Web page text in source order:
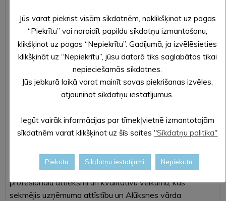
darba organizatoram – par iniciatīvu un nozīmīgu
ieguldījumu sporta nozares attīstībā, valsts un
starptautiska mēroga sporta notikumu organizēšanā
Alūksnes novadā
Biedrībai “Ūdens motosporta klubs “NordOst” – par
augstiem sasniegumiem sportā, ūdens motosporta
popularizēšanu un sporta veida pārmantojamības
Saimnieciskās darbības veicējam Artūram Molleram – par
profesionālu attieksmi un kvalitatīvu veikumu, kas
sekmējis uzņēmuma attīstību un Alūksnes vārda
Jūs varat piekrist visām sīkdatnēm, noklikšķinot uz pogas
“Piekrītu” vai noraidīt papildu sīkdatņu izmantošanu,
klikšķinot uz pogas “Nepiekrītu”. Gadījumā, ja izvēlēsieties
klikšķināt uz “Nepiekrītu”, jūsu datorā tiks saglabātas tikai
nepieciešamās sīkdatnes.
Jūs jebkurā laikā varat mainīt savas piekrišanas izvēles,
atjauninot sīkdatņu iestatījumus.
Iegūt vairāk informācijas par tīmekļvietnē izmantotajām
sīkdatnēm varat klikšķinot uz šīs saites "Sīkdatņu politika"
Piekrītu Sīkdatņu iestatījumi Nepiekrītu